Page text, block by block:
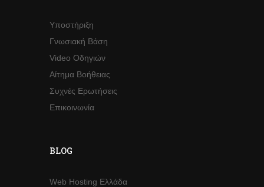
Υποστήριξη
Γνωσιακή Βάση
Video Οδηγιών
Αίτημα Βοήθειας
Συχνές Ερωτήσεις
Επικοινωνία
BLOG
Web Hosting Ελλάδα